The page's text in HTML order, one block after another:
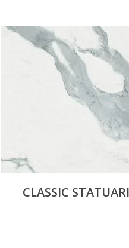
CLASSIC